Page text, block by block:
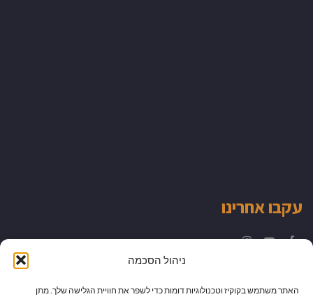
ניהול הסכמה
האתר משתמש בקוקיז וטכנולוגיות דומות כדי לשפר את חוויית הגלישה שלך. מתן
עקבו אחרינו